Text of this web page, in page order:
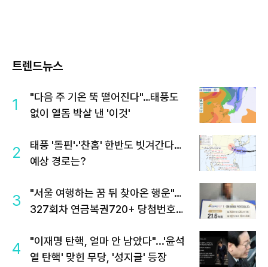
트렌드뉴스
1
"다음 주 기온 뚝 떨어진다"…태풍도
없이 열돔 박살 낸 '이것'
2
태풍 '돌핀'·'찬홈' 한반도 빗겨간다…
예상 경로는?
3
"서울 여행하는 꿈 뒤 찾아온 행운"…
327회차 연금복권720+ 당첨번호조
4
"이재명 탄핵, 얼마 안 남았다"...'윤석
열 탄핵' 맞힌 무당, '성지글' 등장